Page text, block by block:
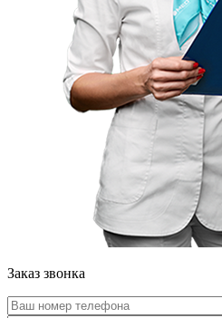
Заказ звонка